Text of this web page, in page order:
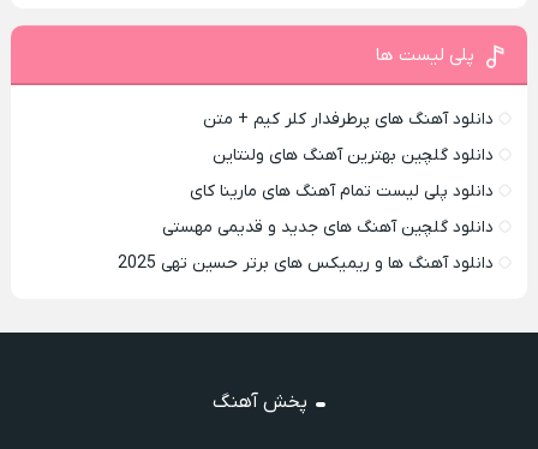
پلی لیست ها
دانلود آهنگ های پرطرفدار کلر کیم + متن
دانلود گلچین بهترین آهنگ های ولنتاین
دانلود پلی لیست تمام آهنگ های مارینا کای
دانلود گلچین آهنگ های جدید و قدیمی مهستی
دانلود آهنگ ها و ریمیکس های برتر حسین تهی 2025
پخش آهنگ